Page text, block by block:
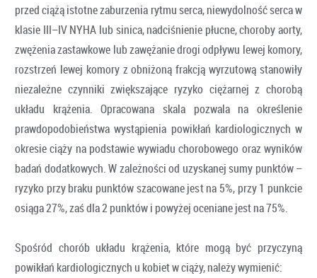
przed ciążą istotne zaburzenia rytmu serca, niewydolność serca w
klasie III–IV NYHA lub sinica, nadciśnienie płucne, choroby aorty,
zwężenia zastawkowe lub zawężanie drogi odpływu lewej komory,
rozstrzeń lewej komory z obniżoną frakcją wyrzutową stanowiły
niezależne czynniki zwiększające ryzyko ciężarnej z chorobą
układu krążenia. Opracowana skala pozwala na określenie
prawdopodobieństwa wystąpienia powikłań kardiologicznych w
okresie ciąży na podstawie wywiadu chorobowego oraz wyników
badań dodatkowych. W zależności od uzyskanej sumy punktów –
ryzyko przy braku punktów szacowane jest na 5%, przy 1 punkcie
osiąga 27%, zaś dla 2 punktów i powyżej oceniane jest na 75%.
Spośród chorób układu krążenia, które mogą być przyczyną
powikłań kardiologicznych u kobiet w ciąży, należy wymienić: